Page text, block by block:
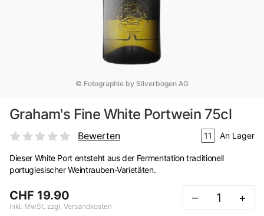
© Fotographie by Silverbogen AG
Graham's Fine White Portwein 75cl
Bewerten 11 An Lager
Dieser White Port entsteht aus der Fermentation traditionell
portugiesischer Weintrauben-Varietäten.
CHF 19.90
inkl. MwSt. zzgl. Versandkosten
– +